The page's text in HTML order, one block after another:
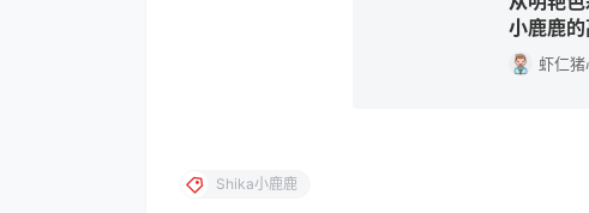
小鹿鹿
虾仁猪
Shika小鹿鹿